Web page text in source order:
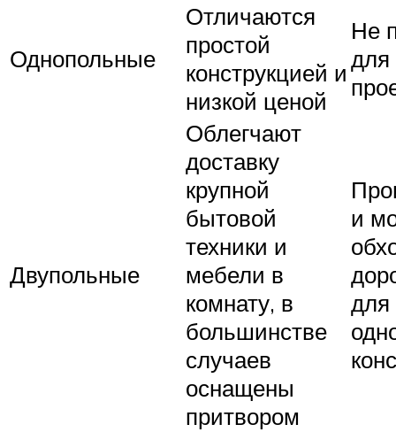
Однопольные
Отличаются
простой
конструкцией и
низкой ценой
Не
для
Двупольные
Облегчают
доставку
крупной
бытовой
техники и
мебели в
комнату, в
большинстве
случаев
оснащены
притвором
и
для